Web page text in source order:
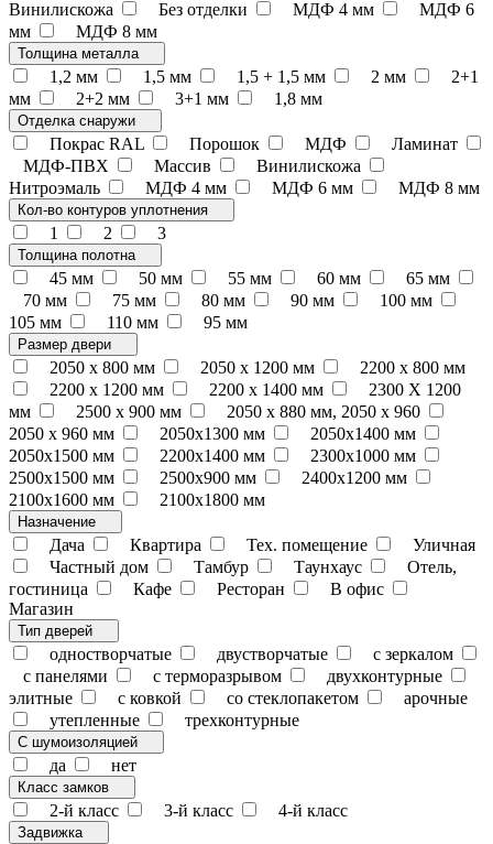
Винилискожа Без отделки МДФ 4 мм
МДФ 6
мм
МДФ 8 мм
Толщина металла
1,2 мм 1,5 мм 1,5 + 1,5 мм 2 мм
2+1
мм
2+2 мм 3+1 мм 1,8 мм
Отделка снаружи
Покрас RAL Порошок МДФ
Ламинат
МДФ-ПВХ
Массив
Винилискожа
Нитроэмаль
МДФ 4 мм МДФ 6 мм МДФ 8 мм
Кол-во контуров уплотнения
1 2 3
Толщина полотна
45 мм 50 мм 55 мм 60 мм
65 мм
70 мм
75 мм 80 мм 90 мм
100 мм
105 мм
110 мм 95 мм
Размер двери
2050 x 800 мм 2050 x 1200 мм
2200 x 800 мм
2200 x 1200 мм
2200 х 1400 мм
2300 Х 1200
мм
2500 х 900 мм
2050 х 880 мм, 2050 х 960
2050 х 960 мм
2050х1300 мм
2050х1400 мм
2050х1500 мм
2200х1400 мм
2300х1000 мм
2500х1500 мм
2500х900 мм
2400х1200 мм
2100х1600 мм
2100х1800 мм
Назначение
Дача Квартира Тех. помещение
Уличная
Частный дом
Тамбур Таунхаус
Отель,
гостиница
Кафе Ресторан
В офис
Магазин
Тип дверей
одностворчатые двустворчатые
с зеркалом
с панелями
с терморазрывом
двухконтурные
элитные
с ковкой со стеклопакетом
арочные
утепленные
трехконтурные
С шумоизоляцией
да нет
Класс замков
2-й класс 3-й класс 4-й класс
Задвижка